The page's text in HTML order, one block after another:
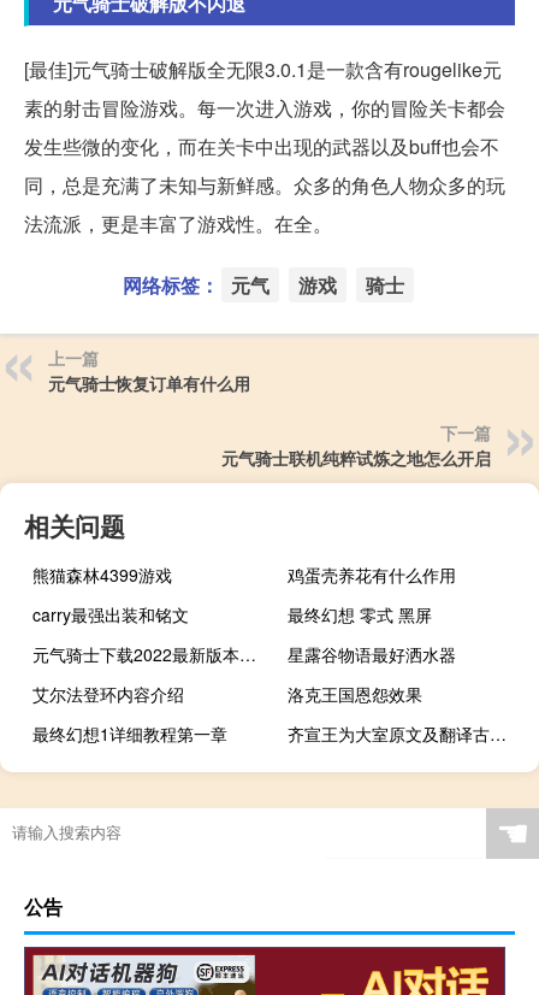
[最佳]元气骑士破解版全无限3.0.1是一款含有rougelike元
素的射击冒险游戏。每一次进入游戏，你的冒险关卡都会
发生些微的变化，而在关卡中出现的武器以及buff也会不
同，总是充满了未知与新鲜感。众多的角色人物众多的玩
法流派，更是丰富了游戏性。在全。
网络标签： 元气 游戏 骑士
上一篇
元气骑士恢复订单有什么用
下一篇
元气骑士联机纯粹试炼之地怎么开启
相关问题
熊猫森林4399游戏
鸡蛋壳养花有什么作用
carry最强出装和铭文
最终幻想 零式 黑屏
元气骑士下载2022最新版本内购
星露谷物语最好洒水器
艾尔法登环内容介绍
洛克王国恩怨效果
最终幻想1详细教程第一章
齐宣王为大室原文及翻译古诗文网（齐宣王为大室原文及翻译）
☚
公告